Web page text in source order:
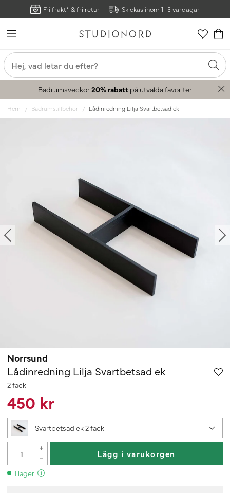
Fri frakt* & fri retur Skickas inom 1–3 vardagar
Badrumsveckor20% rabatt på utvalda favoriter
Hem Badrumstillbehör Lådinredning Lilja Svartbetsad ek
Norrsund
Lådinredning Lilja Svartbetsad ek
2 fack
450 kr
Svartbetsad ek 2 fack
Lägg i varukorgen
I lager